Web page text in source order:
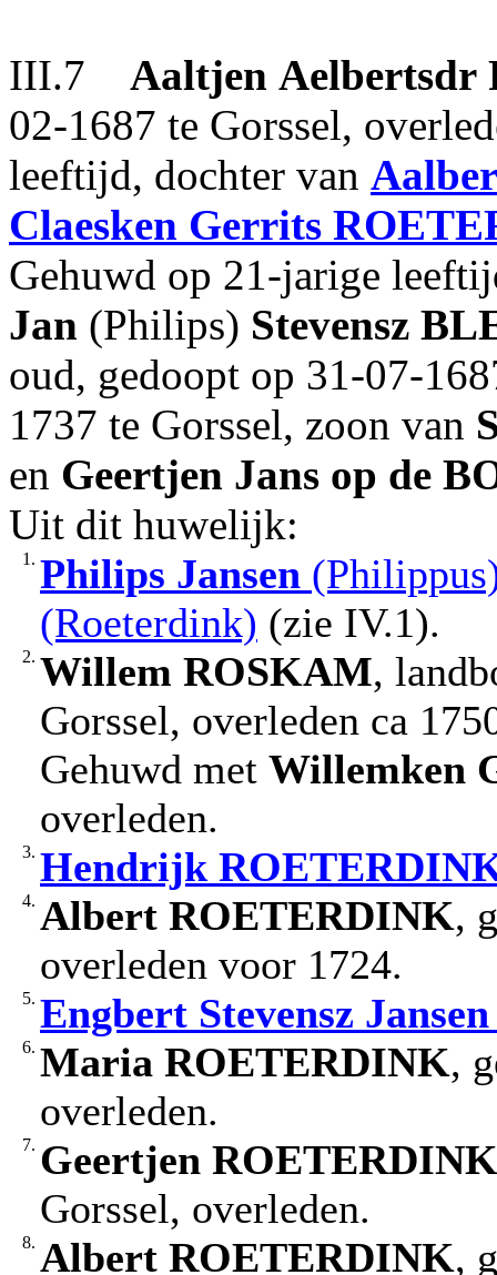
III.7 Aaltjen Aelbertsdr
02-1687 te Gorssel,
leeftijd, dochter van
Claesken Gerrits
Gehuwd op 21-jarige
Jan (Philips) Stevensz
oud, gedoopt op 31-07-
1737 te Gorssel, zoon van
en Geertjen Jans op de
Uit dit huwelijk:
1. Philips Jansen
(Roeterdink) (zie IV.1).
2. Willem ROSKAM,
Gorssel, overleden ca
Gehuwd met Willemken
overleden.
3. Hendrijk
4. Albert ROETERDINK,
overleden voor 1724.
5. Engbert Stevensz Jansen
6. Maria ROETERDINK,
overleden.
7. Geertjen ROETERDINK
Gorssel, overleden.
8. Albert ROETERDINK,